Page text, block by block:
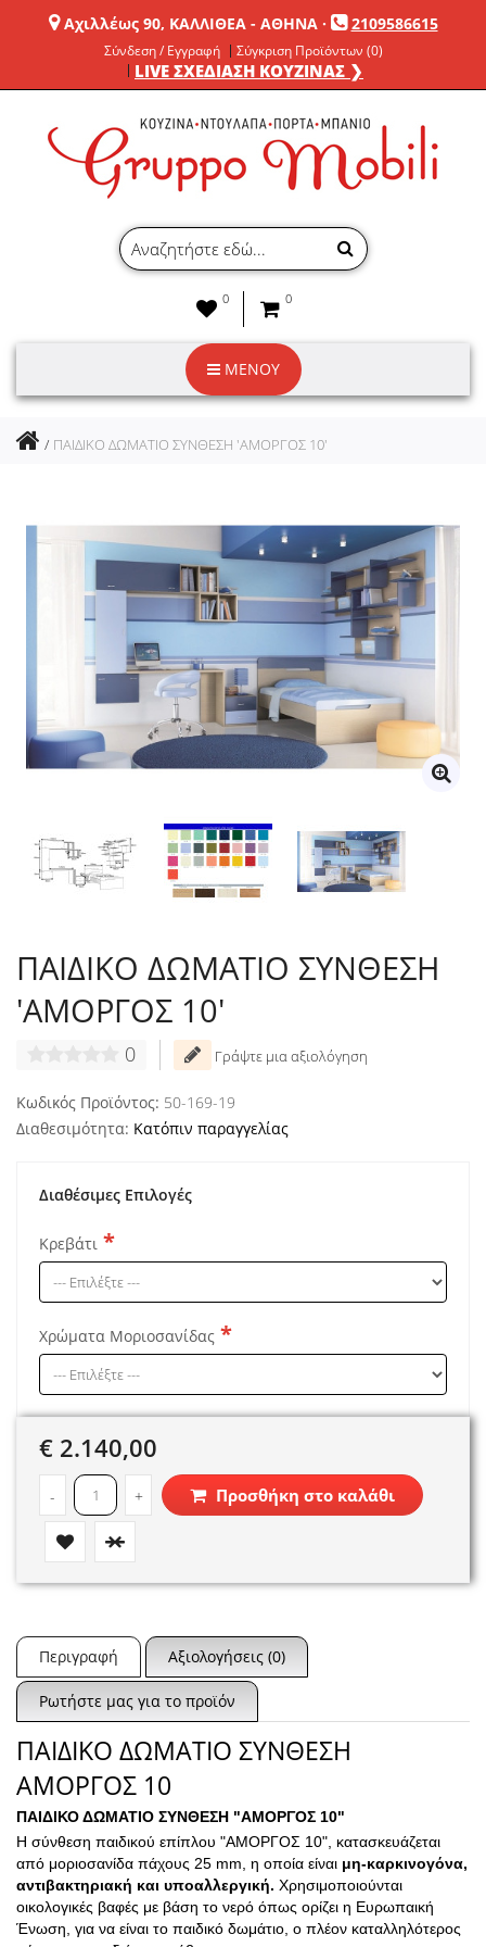
Αχιλλέως 90, ΚΑΛΛΙΘΕΑ - ΑΘΗΝΑ· 2109586615
Σύνδεση / Εγγραφή Σύγκριση Προϊόντων (0)
LIVE ΣΧΕΔΙΑΣΗ ΚΟΥΖΙΝΑΣ ❯
0 0
ΜΕΝΟΥ
ΠΑΙΔΙΚΟ ΔΩΜΑΤΙΟ ΣΥΝΘΕΣΗ 'ΑΜΟΡΓΟΣ 10'
ΠΑΙΔΙΚΟ ΔΩΜΑΤΙΟ ΣΥΝΘΕΣΗ
'ΑΜΟΡΓΟΣ 10'
0 Γράψτε μια αξιολόγηση
Κωδικός Προϊόντος: 50-169-19
Διαθεσιμότητα: Κατόπιν παραγγελίας
Διαθέσιμες Επιλογές
Κρεβάτι
Χρώματα Μοριοσανίδας
€ 2.140,00
- + Προσθήκη στο καλάθι
Περιγραφή Αξιολογήσεις (0)
Ρωτήστε μας για το προϊόν
ΠΑΙΔΙΚΟ ΔΩΜΑΤΙΟ ΣΥΝΘΕΣΗ
ΑΜΟΡΓΟΣ 10
ΠΑΙΔΙΚΟ ΔΩΜΑΤΙΟ ΣΥΝΘΕΣΗ "ΑΜΟΡΓΟΣ 10"
Η σύνθεση παιδικού επίπλου "ΑΜΟΡΓΟΣ 10", κατασκευάζεται
από μοριοσανίδα πάχους 25 mm, η οποία είναι μη-καρκινογόνα,
αντιβακτηριακή και υποαλλεργική. Χρησιμοποιούνται
οικολογικές βαφές με βάση το νερό όπως ορίζει η Ευρωπαική
Ένωση, για να είναι το παιδικό δωμάτιο, ο πλέον καταλληλότερος